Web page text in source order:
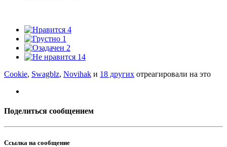
4
1
2
14
Cookie, Swagblz, Novihak и 18 других отреагировали на это
Поделиться сообщением
Ссылка на сообщение